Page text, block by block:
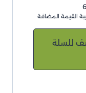
القيمة المضافة
للسلة